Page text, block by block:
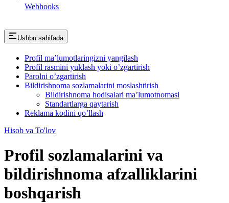
Webhooks
Ushbu sahifada
Profil ma’lumotlaringizni yangilash
Profil rasmini yuklash yoki o’zgartirish
Parolni o’zgartirish
Bildirishnoma sozlamalarini moslashtirish
Bildirishnoma hodisalari ma’lumotnomasi
Standartlarga qaytarish
Reklama kodini qo’llash
Hisob va To'lov
Profil sozlamalarini va
bildirishnoma afzalliklarini
boshqarish